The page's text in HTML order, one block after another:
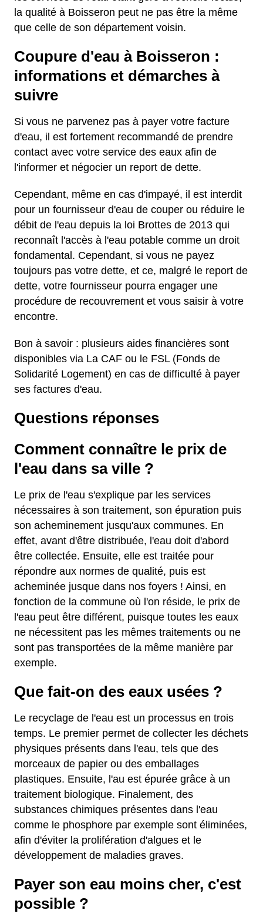
la qualité à Boisseron peut ne pas être la même
que celle de son département voisin.
Coupure d'eau à Boisseron :
informations et démarches à
suivre
Si vous ne parvenez pas à payer votre facture
d'eau, il est fortement recommandé de prendre
contact avec votre service des eaux afin de
l'informer et négocier un report de dette.
Cependant, même en cas d'impayé, il est interdit
pour un fournisseur d'eau de couper ou réduire le
débit de l'eau depuis la loi Brottes de 2013 qui
reconnaît l'accès à l'eau potable comme un droit
fondamental. Cependant, si vous ne payez
toujours pas votre dette, et ce, malgré le report de
dette, votre fournisseur pourra engager une
procédure de recouvrement et vous saisir à votre
encontre.
Bon à savoir : plusieurs aides financières sont
disponibles via La CAF ou le FSL (Fonds de
Solidarité Logement) en cas de difficulté à payer
ses factures d'eau.
Questions réponses
Comment connaître le prix de
l'eau dans sa ville ?
Le prix de l'eau s'explique par les services
nécessaires à son traitement, son épuration puis
son acheminement jusqu'aux communes. En
effet, avant d'être distribuée, l'eau doit d'abord
être collectée. Ensuite, elle est traitée pour
répondre aux normes de qualité, puis est
acheminée jusque dans nos foyers ! Ainsi, en
fonction de la commune où l'on réside, le prix de
l'eau peut être différent, puisque toutes les eaux
ne nécessitent pas les mêmes traitements ou ne
sont pas transportées de la même manière par
exemple.
Que fait-on des eaux usées ?
Le recyclage de l'eau est un processus en trois
temps. Le premier permet de collecter les déchets
physiques présents dans l'eau, tels que des
morceaux de papier ou des emballages
plastiques. Ensuite, l'au est épurée grâce à un
traitement biologique. Finalement, des
substances chimiques présentes dans l'eau
comme le phosphore par exemple sont éliminées,
afin d'éviter la prolifération d'algues et le
développement de maladies graves.
Payer son eau moins cher, c'est
possible ?